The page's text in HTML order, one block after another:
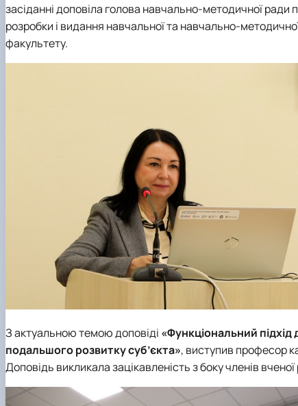
засіданні доповіла голова навчально-методичної ради
розробки і видання навчальної та навчально-
факультету.
З актуальною темою доповіді «Функціональний підхід
подальшого розвитку суб’єкта», виступив професор
Доповідь викликала зацікавленість з боку членів